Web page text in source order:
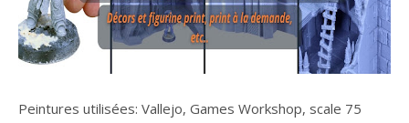
Peintures utilisées: Vallejo, Games Workshop, scale 75